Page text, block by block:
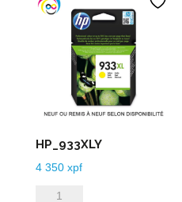
HP_933XLY
4 350 xpf
quantité